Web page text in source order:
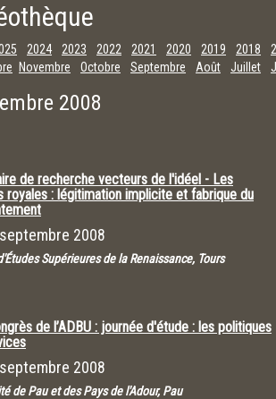
2024 2023 2022 2021 2020 2019 2018
Novembre Octobre Septembre Août Juillet
2008
de recherche vecteurs de l'idéel - Les
royales : légitimation implicite et fabrique du
2008
Supérieures de la Renaissance, Tours
de l’ADBU : journée d'étude : les politiques
2008
de Pau et des Pays de l'Adour, Pau